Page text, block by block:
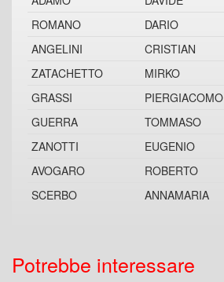
ROMANO
DARIO
ANGELINI
CRISTIAN
ZATACHETTO
MIRKO
GRASSI
PIERGIACOMO
GUERRA
TOMMASO
ZANOTTI
EUGENIO
AVOGARO
ROBERTO
SCERBO
ANNAMARIA
Potrebbe interessare